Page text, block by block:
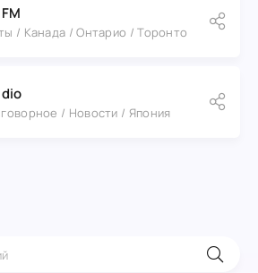
/ Канада / Онтарио / Торонто
/ Новости / Япония